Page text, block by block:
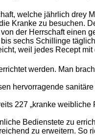
welche jährlich drey
Kranke zu besuchen.
der Herrschaft einen
sechs Schillinge
weil jedes Recept
werden. Man
hervorragende
227 „kranke weibliche
Bedienstete zu
zu erweitern. So